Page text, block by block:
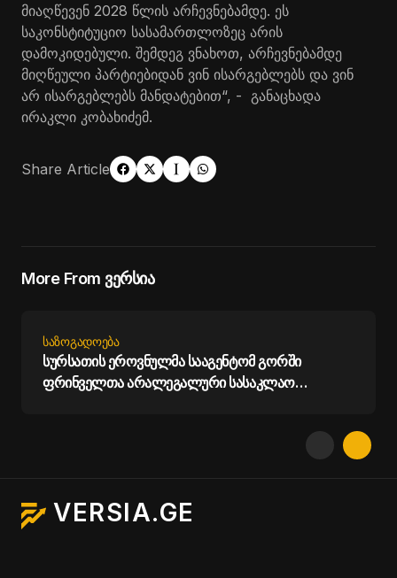
მიაღწევენ 2028 წლის არჩევნებამდე. ეს
საკონსტიტუციო სასამართლოზეც არის
დამოკიდებული. შემდეგ ვნახოთ, არჩევნებამდე
მიღწეული პარტიებიდან ვინ ისარგებლებს და ვინ
არ ისარგებლებს მანდატებით“, - განაცხადა
ირაკლი კობახიძემ.
Share Article
More From ვერსია
ᲡᲐᲖᲝᲒᲐᲓᲝᲔᲑᲐ
სურსათის ეროვნულმა სააგენტომ გორში
ფრინველთა არალეგალური სასაკლაო
VERSIA.GE